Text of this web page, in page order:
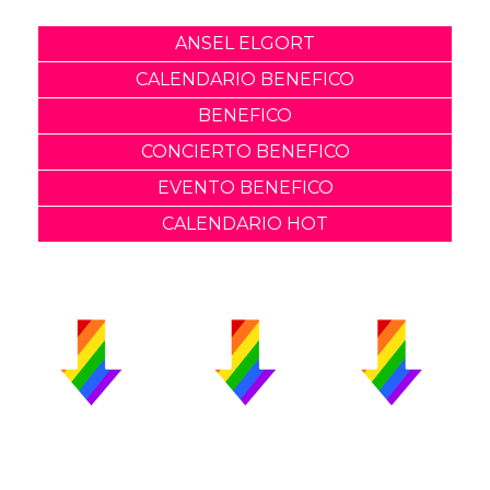
ANSEL ELGORT
CALENDARIO BENEFICO
BENEFICO
CONCIERTO BENEFICO
EVENTO BENEFICO
CALENDARIO HOT